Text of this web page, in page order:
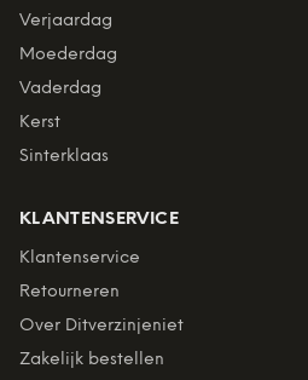
Verjaardag
Moederdag
Vaderdag
Kerst
Sinterklaas
KLANTENSERVICE
Klantenservice
Retourneren
Over Ditverzinjeniet
Zakelijk bestellen